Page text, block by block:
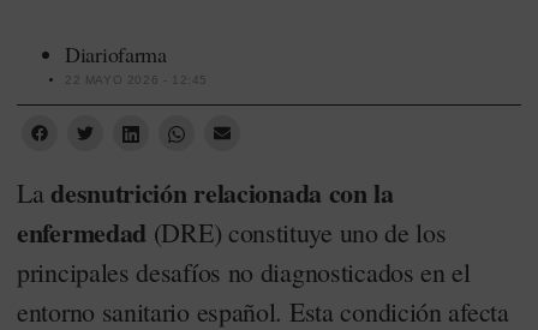
Diariofarma
22 MAYO 2026 - 12:45
Ladesnutrición relacionada con la
enfermedad (DRE) constituye uno de los
principales desafíos no diagnosticados en el
entorno sanitario español. Esta condición afecta